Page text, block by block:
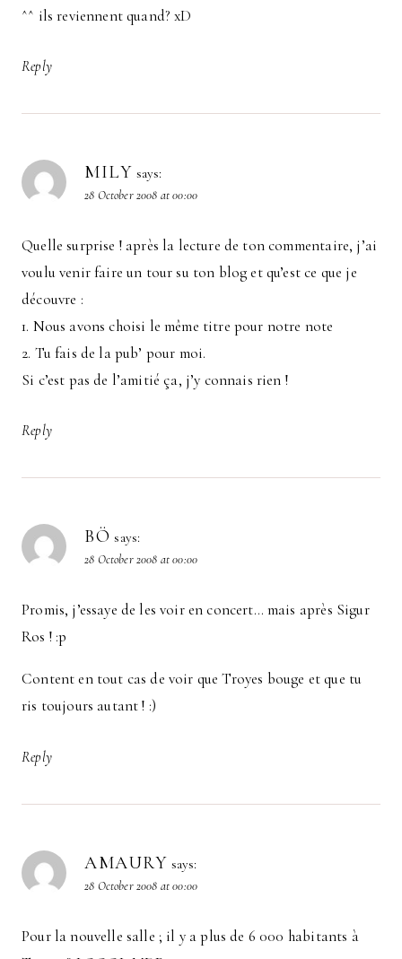
^^ ils reviennent quand? xD
Reply
MILY says:
28 October 2008 at 00:00
Quelle surprise ! après la lecture de ton commentaire, j’ai
voulu venir faire un tour su ton blog et qu’est ce que je
découvre :
1. Nous avons choisi le même titre pour notre note
2. Tu fais de la pub’ pour moi.
Si c’est pas de l’amitié ça, j’y connais rien !
Reply
BÖ says:
28 October 2008 at 00:00
Promis, j’essaye de les voir en concert… mais après Sigur
Ros ! :p
Content en tout cas de voir que Troyes bouge et que tu
ris toujours autant ! :)
Reply
AMAURY says:
28 October 2008 at 00:00
Pour la nouvelle salle ; il y a plus de 6 000 habitants à